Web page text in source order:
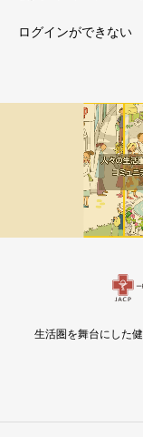
ログインができない
生活圏を舞台にした